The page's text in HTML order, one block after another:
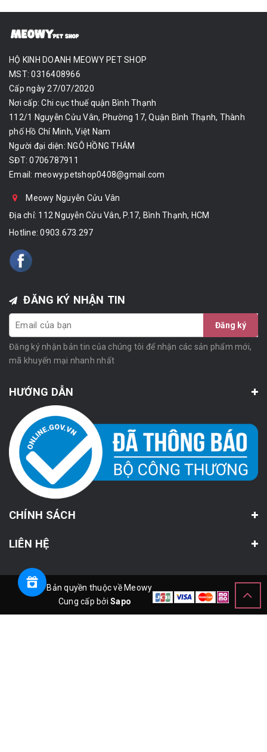
HỘ KINH DOANH MEOWY PET SHOP
MST: 0316408966
Cấp ngày 27/07/2020
Nơi cấp: Chi cục thuế quận Bình Thạnh
112/1 Nguyễn Cửu Vân, Phường 17, Quận Bình Thạnh, Thành
phố Hồ Chí Minh, Việt Nam
Người đại diện: NGÔ HỒNG THẮM
SĐT: 0706787911
Email: meowy.petshop0408@gmail.com
Meowy Nguyễn Cửu Vân
Địa chỉ: 112 Nguyễn Cửu Vân, P.17, Bình Thạnh, HCM
Hotline:0903.673.297
ĐĂNG KÝ NHẬN TIN
Đăng ký
Đăng ký nhận bản tin của chúng tôi để nhận các sản phẩm mới,
mã khuyến mại nhanh nhất
HƯỚNG DẪN
CHÍNH SÁCH
LIÊN HỆ
© Bản quyền thuộc về Meowy
Cung cấp bởiSapo